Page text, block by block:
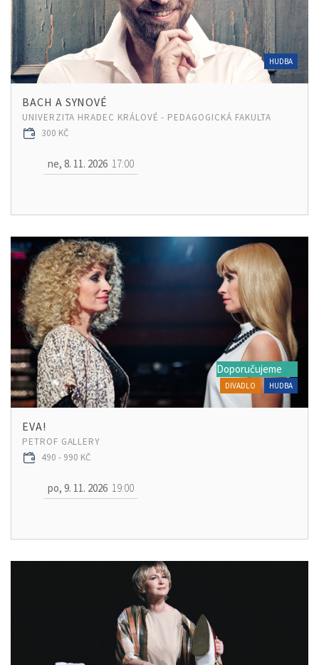
HUDBA
BACH A SYNOVÉ
UNIVERZITA HRADEC KRÁLOVÉ - PEDAGOGICKÁ FAKULTA
300 KČ
ne, 8. 11. 2026 17:00
Doporučujeme
DIVADLO HUDBA
EVA!
PETROF GALLERY
490 - 990 KČ
po, 9. 11. 2026 19:00